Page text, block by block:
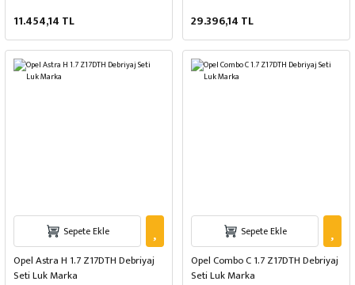
11.454,14 TL 29.396,14 TL
Sepete Ekle
Opel Astra H 1.7 Z17DTH Debriyaj
Seti Luk Marka
Sepete Ekle
Opel Combo C 1.7 Z17DTH Debriyaj
Seti Luk Marka